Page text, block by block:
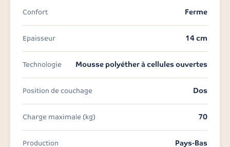
Confort Ferme
Epaisseur 14 cm
Technologie Mousse polyéther à cellules ouvertes
Position de couchage Dos
Charge maximale (kg) 70
Production Pays-Bas